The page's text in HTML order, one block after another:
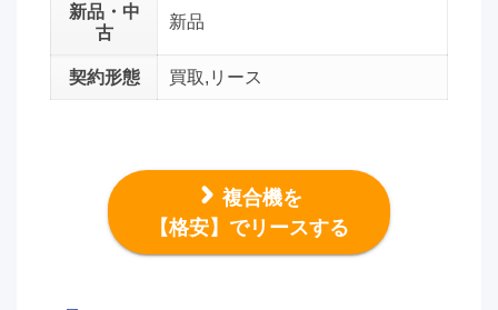
新品・中
古
新品
契約形態 買取,リース
複合機を
【格安】でリースする